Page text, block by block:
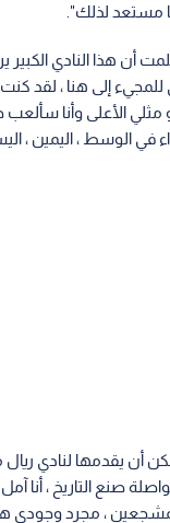
مستعد لذلك".
أن هذا النادي الكبير
إلى هنا ، لقد كنت
مثلي الأعلى وأنا
في الوسط ، اليمين ،
أن يقدمها لنادي
صنع التاريخ ، أنا
، مجرد وجودي